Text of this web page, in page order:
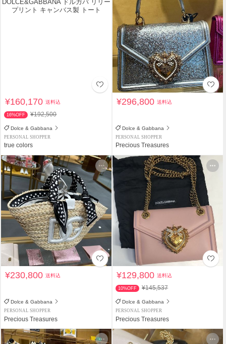
¥160,170送料込
16%OFF ¥192,500
Dolce & Gabbana
PERSONAL SHOPPER
true colors
¥296,800送料込
Dolce & Gabbana
PERSONAL SHOPPER
Precious Treasures
¥230,800送料込
Dolce & Gabbana
PERSONAL SHOPPER
Precious Treasures
¥129,800送料込
10%OFF ¥145,537
Dolce & Gabbana
PERSONAL SHOPPER
Precious Treasures